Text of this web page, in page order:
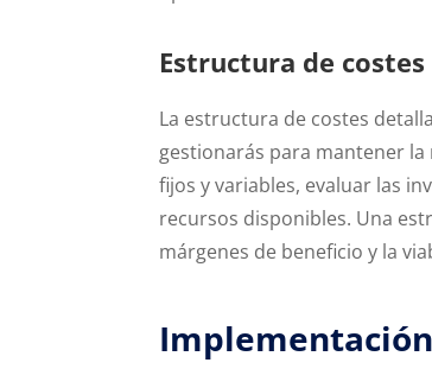
Estructura de costes
La estructura de costes
gestionarás para mantener
fijos y variables, evaluar las
recursos disponibles. Una
márgenes de beneficio y la